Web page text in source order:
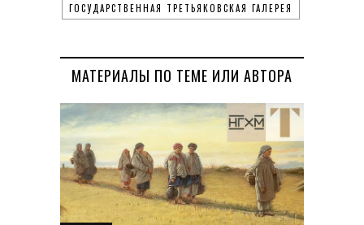
ГОСУДАРСТВЕННАЯ ТРЕТЬЯКОВСКАЯ ГАЛЕРЕЯ
МАТЕРИАЛЫ ПО ТЕМЕ ИЛИ АВТОРА